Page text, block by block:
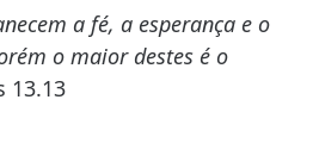
a fé, a esperança e o
o maior destes é o
13.13